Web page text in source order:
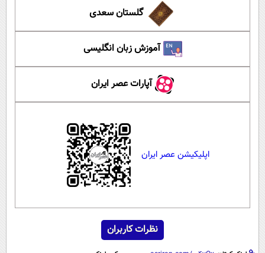
گلستان سعدی
آموزش زبان انگلیسی
آپارات عصر ایران
اپلیکیشن عصر ایران
نظرات کاربران